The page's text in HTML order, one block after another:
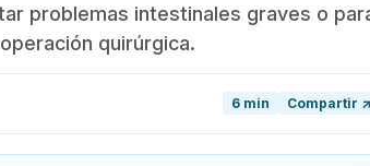
problemas intestinales graves o
quirúrgica.
6 min Compartir ↗